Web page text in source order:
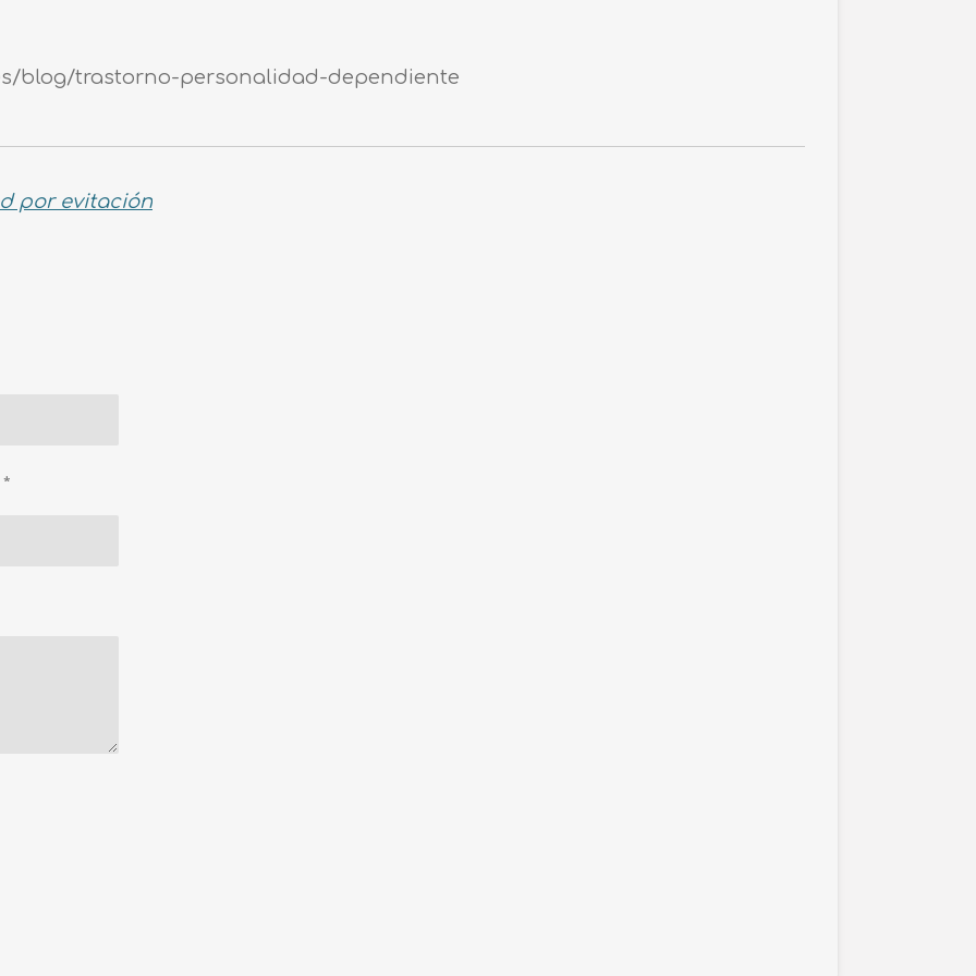
blog/trastorno-personalidad-dependiente
por evitación